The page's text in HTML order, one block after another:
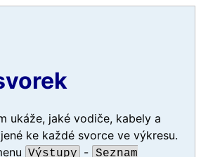
ukáže, jaké vodiče, kabely a
ke každé svorce ve výkresu.
Výstupy - Seznam